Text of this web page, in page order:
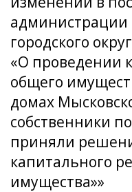
администрации
городского
«О проведении
общего
домах
собственники
приняли
капитального
имущества»»